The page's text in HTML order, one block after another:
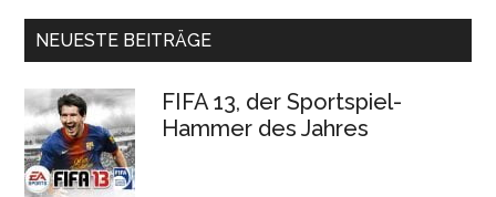
NEUESTE BEITRÄGE
FIFA 13, der Sportspiel-
Hammer des Jahres